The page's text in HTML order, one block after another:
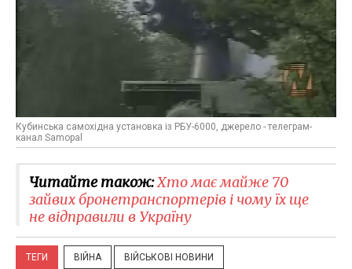
Кубинська самохідна установка із РБУ-6000, джерело - телеграм-
канал Samopal
Читайте також:Хто має майже 70
зайвих бронетранспортерів і чому їх ще
не відправили в Україну
ТЕГИ ВІЙНА ВІЙСЬКОВІ НОВИНИ